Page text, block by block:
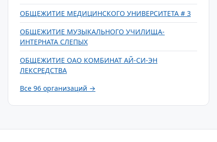
ОБЩЕЖИТИЕ МЕДИЦИНСКОГО УНИВЕРСИТЕТА # 3
ОБЩЕЖИТИЕ МУЗЫКАЛЬНОГО УЧИЛИЩА-
ИНТЕРНАТА СЛЕПЫХ
ОБЩЕЖИТИЕ ОАО КОМБИНАТ АЙ-СИ-ЭН
ЛЕКСРЕДСТВА
Все 96 организаций →